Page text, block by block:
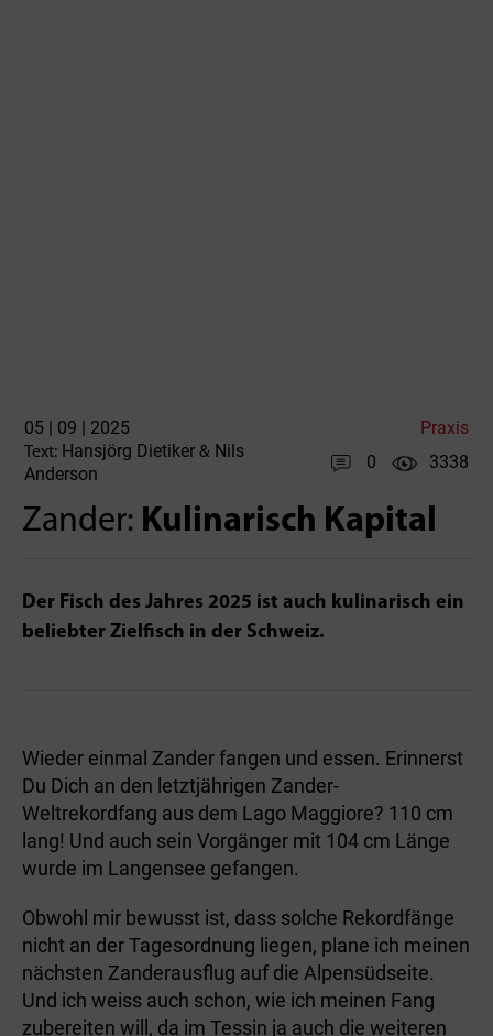
05 | 09 | 2025 Praxis
Text: Hansjörg Dietiker & Nils
Anderson
0 3338
Zander: Kulinarisch Kapital
Der Fisch des Jahres 2025 ist auch kulinarisch ein
beliebter Zielfisch in der Schweiz.
Wieder einmal Zander fangen und essen. Erinnerst
Du Dich an den letztjährigen Zander-
Weltrekordfang aus dem Lago Maggiore? 110 cm
lang! Und auch sein Vorgänger mit 104 cm Länge
wurde im Langensee gefangen.
Obwohl mir bewusst ist, dass solche Rekordfänge
nicht an der Tagesordnung liegen, plane ich meinen
nächsten Zanderausflug auf die Alpensüdseite.
Und ich weiss auch schon, wie ich meinen Fang
zubereiten will, da im Tessin ja auch die weiteren